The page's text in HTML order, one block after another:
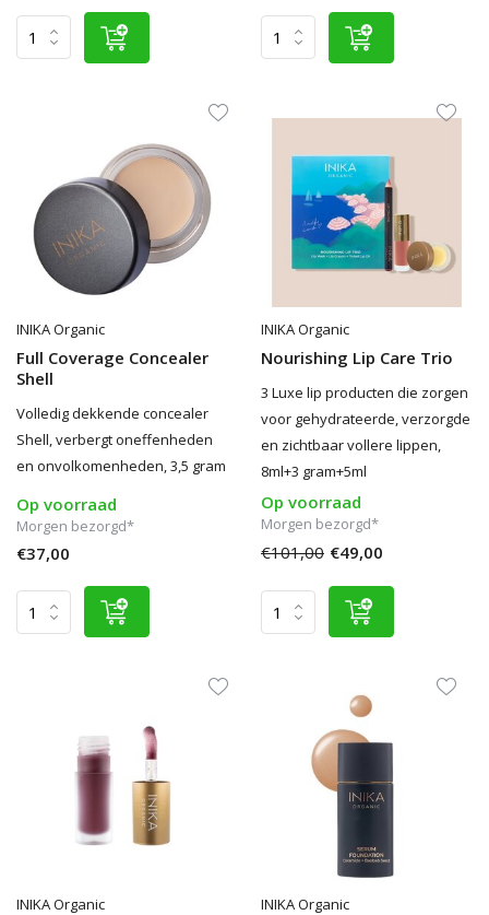
INIKA Organic
Full Coverage Concealer
Shell
Volledig dekkende concealer
Shell, verbergt oneffenheden
en onvolkomenheden, 3,5 gram
Op voorraad
Morgen bezorgd*
€37,00
INIKA Organic
Nourishing Lip Care Trio
3 Luxe lip producten die zorgen
voor gehydrateerde, verzorgde
en zichtbaar vollere lippen,
8ml+3 gram+5ml
Op voorraad
Morgen bezorgd*
€101,00 €49,00
INIKA Organic INIKA Organic